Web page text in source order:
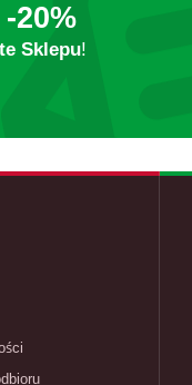
-20%
Sklepu!